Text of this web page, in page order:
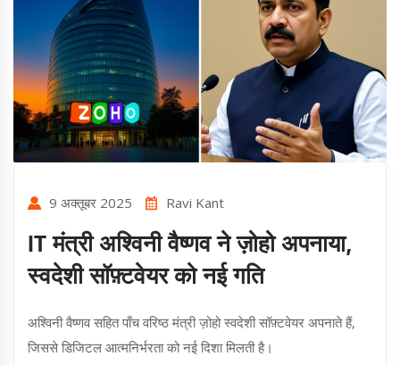
9 अक्तूबर 2025 Ravi Kant
IT मंत्री अश्विनी वैष्णव ने ज़ोहो अपनाया,
स्वदेशी सॉफ़्टवेयर को नई गति
अश्विनी वैष्णव सहित पाँच वरिष्ठ मंत्री ज़ोहो स्वदेशी सॉफ़्टवेयर अपनाते हैं,
जिससे डिजिटल आत्मनिर्भरता को नई दिशा मिलती है।